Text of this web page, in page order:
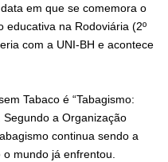
em que se comemora o
educativa na Rodoviária (2º
com a UNI-BH e acontece
Tabaco é “Tabagismo:
a Organização
continua sendo a
mundo já enfrentou.